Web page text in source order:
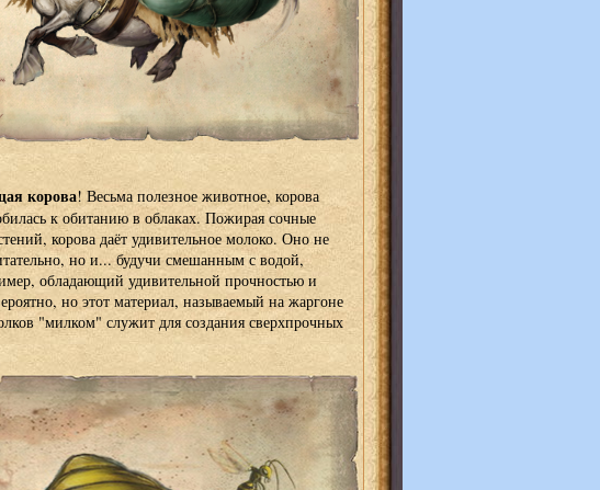
корова! Весьма полезное животное, корова
к обитанию в облаках. Пожирая сочные
корова даёт удивительное молоко. Оно не
но и... будучи смешанным с водой,
обладающий удивительной прочностью и
но этот материал, называемый на жаргоне
"милком" служит для создания сверхпрочных